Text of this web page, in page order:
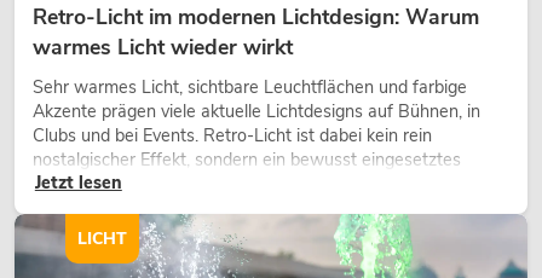
Retro-Licht im modernen Lichtdesign: Warum
warmes Licht wieder wirkt
Sehr warmes Licht, sichtbare Leuchtflächen und farbige
Akzente prägen viele aktuelle Lichtdesigns auf Bühnen, in
Clubs und bei Events. Retro-Licht ist dabei kein rein
nostalgischer Effekt, sondern ein bewusst eingesetztes
Gestaltungsmittel: Es schafft Atmosphäre, gibt Szenen
wirken lassen.
Jetzt lesen
LICHT